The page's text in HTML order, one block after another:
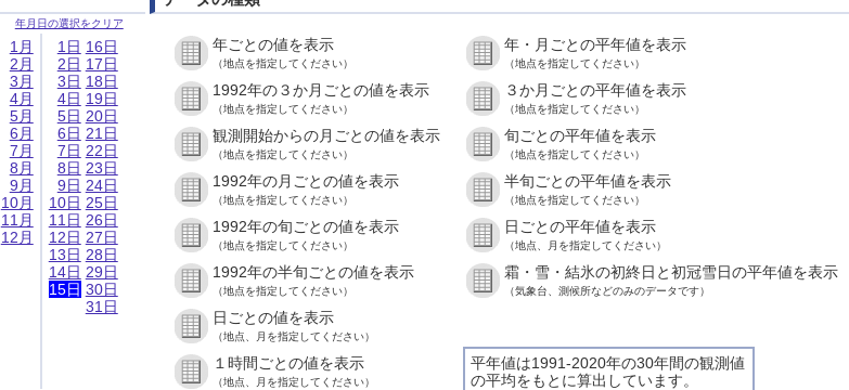
年月日の選択をクリア
1月
2月
3月
4月
5月
6月
7月
8月
9月
10月
11月
12月
1日
2日
3日
4日
5日
6日
7日
8日
9日
10日
11日
12日
13日
14日
15日
16日
17日
18日
19日
20日
21日
22日
23日
24日
25日
26日
27日
28日
29日
30日
31日
年ごとの値を表示
（地点を指定してください）
年・月ごとの平年値を表示
（地点を指定してください）
1992年の３か月ごとの値を表示
（地点を指定してください）
３か月ごとの平年値を表示
（地点を指定してください）
観測開始からの月ごとの値を表示
（地点を指定してください）
旬ごとの平年値を表示
（地点を指定してください）
1992年の月ごとの値を表示
（地点を指定してください）
半旬ごとの平年値を表示
（地点を指定してください）
1992年の旬ごとの値を表示
（地点を指定してください）
日ごとの平年値を表示
（地点、月を指定してください）
1992年の半旬ごとの値を表示
（地点を指定してください）
霜・雪・結氷の初終日と初冠雪日の平年値を表示
（気象台、測候所などのみのデータです）
日ごとの値を表示
（地点、月を指定してください）
平年値は1991-2020年の30年間の観測値
の平均をもとに算出しています。
１時間ごとの値を表示
（地点、月を指定してください）